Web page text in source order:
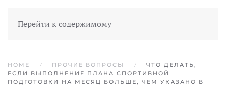
Перейти к содержимому
HOME ПРОЧИЕ ВОПРОСЫ
ЧТО ДЕЛАТЬ,
ЕСЛИ ВЫПОЛНЕНИЕ ПЛАНА СПОРТИВНОЙ
ПОДГОТОВКИ НА МЕСЯЦ БОЛЬШЕ, ЧЕМ УКАЗАНО В